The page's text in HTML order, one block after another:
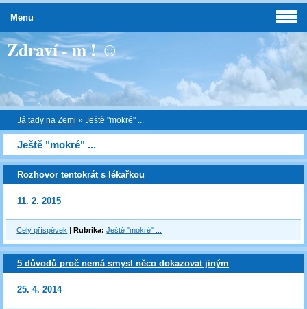
Zdraví - m ! ☺
Já tady na Zemi » Ještě "mokré" ...
Ještě "mokré" ...
Rozhovor tentokrát s lékařkou
11. 2. 2015
Celý příspěvek |Rubrika: Ještě "mokré" ...
5 důvodů proč nemá smysl něco dokazovat jiným
25. 4. 2014
Menu